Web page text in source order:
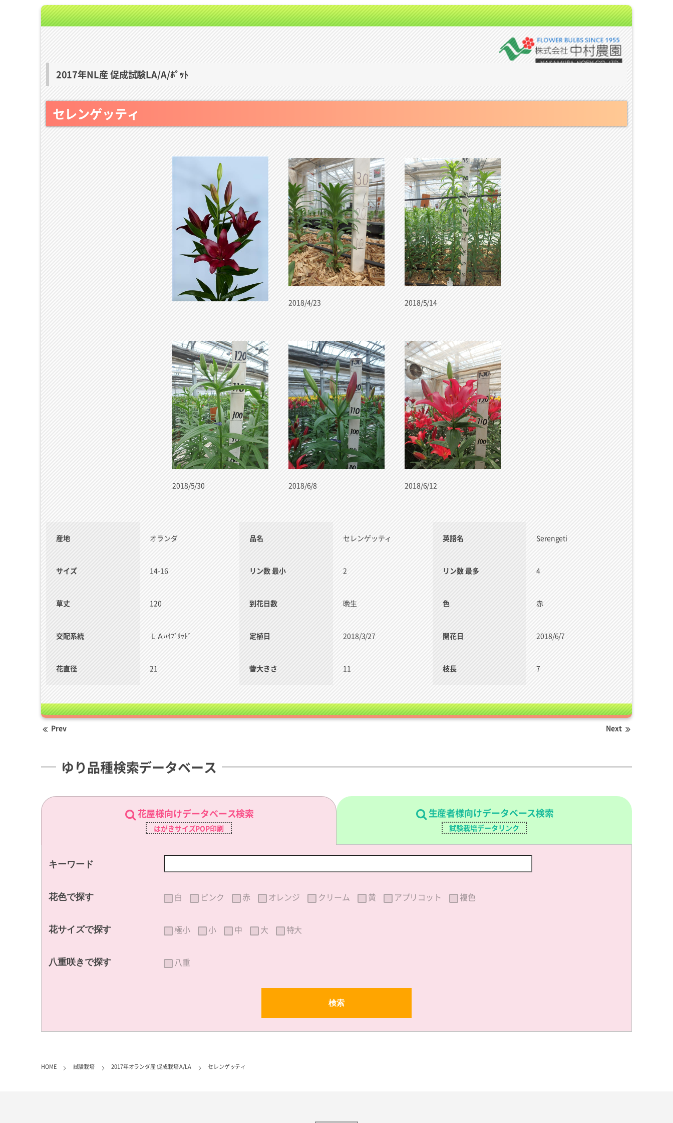
2017年NL産 促成試験LA/A/ﾎﾟｯﾄ
セレンゲッティ
2018/4/23 2018/5/14
2018/5/30 2018/6/8 2018/6/12
産地 オランダ 品名 セレンゲッティ 英語名 Serengeti
サイズ 14-16 リン数 最小 2 リン数 最多 4
草丈 120 到花日数 晩生 色 赤
交配系統 ＬＡﾊｲﾌﾞﾘｯﾄﾞ 定植日 2018/3/27 開花日 2018/6/7
花直径 21 蕾大きさ 11 枝長 7
Prev Next
ゆり品種検索データベース
花屋様向けデータベース検索
はがきサイズPOP印刷
生産者様向けデータベース検索
試験栽培データリンク
キーワード
花色で探す 白 ピンク 赤 オレンジ クリーム 黄 アプリコット 複色
花サイズで探す 極小 小 中 大 特大
八重咲きで探す 八重
HOME 試験栽培 2017年オランダ産 促成栽培 A/LA セレンゲッティ